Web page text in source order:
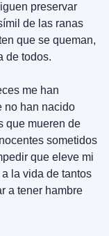
preservar
de las ranas
que se queman,
de todos.
me han
no han nacido
que mueren de
sometidos
que eleve mi
la vida de tantos
a tener hambre